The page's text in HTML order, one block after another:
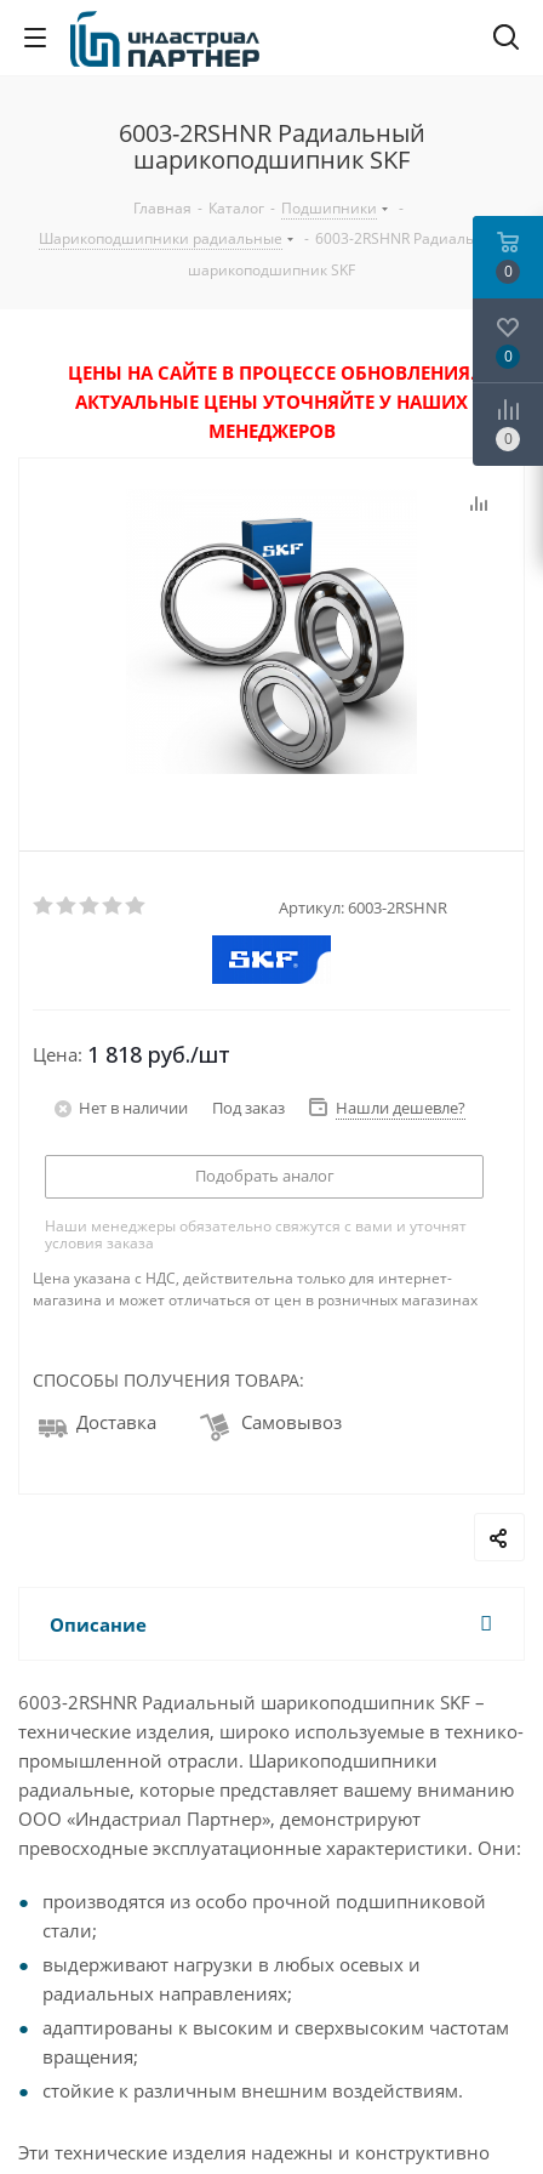
6003-2RSHNR Радиальный
шарикоподшипник SKF
Главная - Каталог - Подшипники
-
Шарикоподшипники радиальные
- 6003-2RSHNR Радиальный
шарикоподшипник SKF
ЦЕНЫ НА САЙТЕ В ПРОЦЕССЕ ОБНОВЛЕНИЯ.
АКТУАЛЬНЫЕ ЦЕНЫ УТОЧНЯЙТЕ У НАШИХ
МЕНЕДЖЕРОВ
Артикул:6003-2RSHNR
Цена: 1 818 руб./шт
Нет в наличии Под заказ Нашли дешевле?
Подобрать аналог
Наши менеджеры обязательно свяжутся с вами и уточнят
условия заказа
Цена указана с НДС, действительна только для интернет-
магазина и может отличаться от цен в розничных магазинах
СПОСОБЫ ПОЛУЧЕНИЯ ТОВАРА:
Доставка Самовывоз
Описание
6003-2RSHNR Радиальный шарикоподшипник SKF –
технические изделия, широко используемые в технико-
промышленной отрасли. Шарикоподшипники
радиальные, которые представляет вашему вниманию
ООО «Индастриал Партнер», демонстрируют
превосходные эксплуатационные характеристики. Они:
производятся из особо прочной подшипниковой
стали;
выдерживают нагрузки в любых осевых и
радиальных направлениях;
адаптированы к высоким и сверхвысоким частотам
вращения;
стойкие к различным внешним воздействиям.
Эти технические изделия надежны и конструктивно
0
0
0